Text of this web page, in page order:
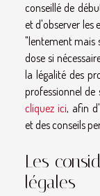
conseillé de
et d'observer les
"lentement mais
dose si
la légalité des
professionnel
cliquez ici, afin
et des conseils
Les
légales